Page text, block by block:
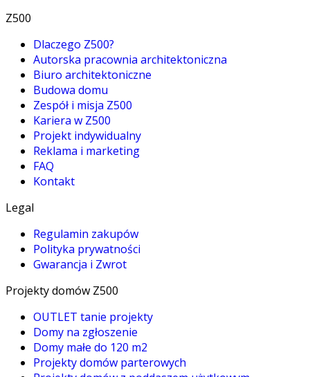
Z500
Dlaczego Z500?
Autorska pracownia architektoniczna
Biuro architektoniczne
Budowa domu
Zespół i misja Z500
Kariera w Z500
Projekt indywidualny
Reklama i marketing
FAQ
Kontakt
Legal
Regulamin zakupów
Polityka prywatności
Gwarancja i Zwrot
Projekty domów Z500
OUTLET tanie projekty
Domy na zgłoszenie
Domy małe do 120 m2
Projekty domów parterowych